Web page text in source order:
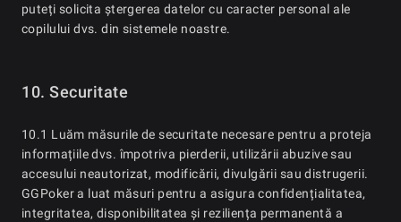
puteți solicita ștergerea datelor cu caracter personal ale
copilului dvs. din sistemele noastre.
10. Securitate
10.1 Luăm măsurile de securitate necesare pentru a proteja
informațiile dvs. împotriva pierderii, utilizării abuzive sau
accesului neautorizat, modificării, divulgării sau distrugerii.
GGPoker a luat măsuri pentru a asigura confidențialitatea,
integritatea, disponibilitatea și reziliența permanentă a